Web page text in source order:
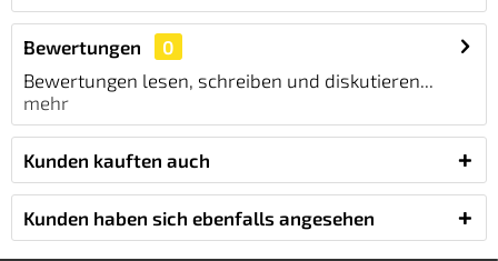
Bewertungen
0
Bewertungen lesen, schreiben und diskutieren...
mehr
Kunden kauften auch
Kunden haben sich ebenfalls angesehen